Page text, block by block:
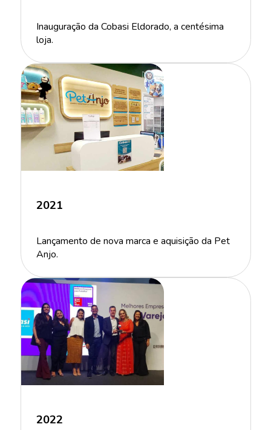
Inauguração da Cobasi Eldorado, a centésima
loja.
2021
Lançamento de nova marca e aquisição da Pet
Anjo.
2022